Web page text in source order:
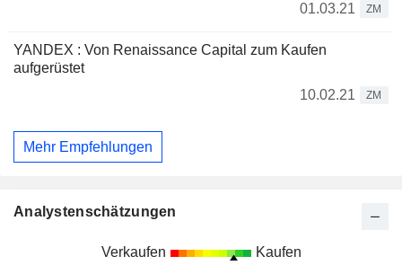
01.03.21
ZM
YANDEX : Von Renaissance Capital zum Kaufen
aufgerüstet
10.02.21
ZM
Mehr Empfehlungen
Analystenschätzungen
Verkaufen Kaufen